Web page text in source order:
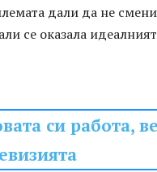
дали да не смени
се оказала идеалният
си работа,